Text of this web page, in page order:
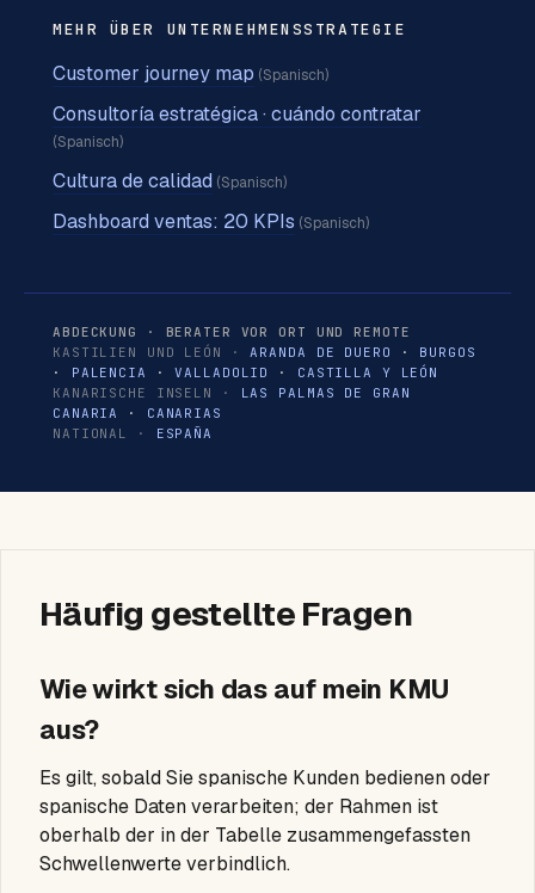
MEHR ÜBER UNTERNEHMENSSTRATEGIE
Customer journey map (Spanisch)
Consultoría estratégica · cuándo contratar
(Spanisch)
Cultura de calidad (Spanisch)
Dashboard ventas: 20 KPIs (Spanisch)
ABDECKUNG · BERATER VOR ORT UND REMOTE
KASTILIEN UND LEÓN ·ARANDA DE DUERO · BURGOS
· PALENCIA ·VALLADOLID · CASTILLA Y LEÓN
KANARISCHE INSELN · LAS PALMAS DE GRAN
CANARIA
· CANARIAS
NATIONAL · ESPAÑA
Häufig gestellte Fragen
Wie wirkt sich das auf mein KMU
aus?
Es gilt, sobald Sie spanische Kunden bedienen oder
spanische Daten verarbeiten; der Rahmen ist
oberhalb der in der Tabelle zusammengefassten
Schwellenwerte verbindlich.